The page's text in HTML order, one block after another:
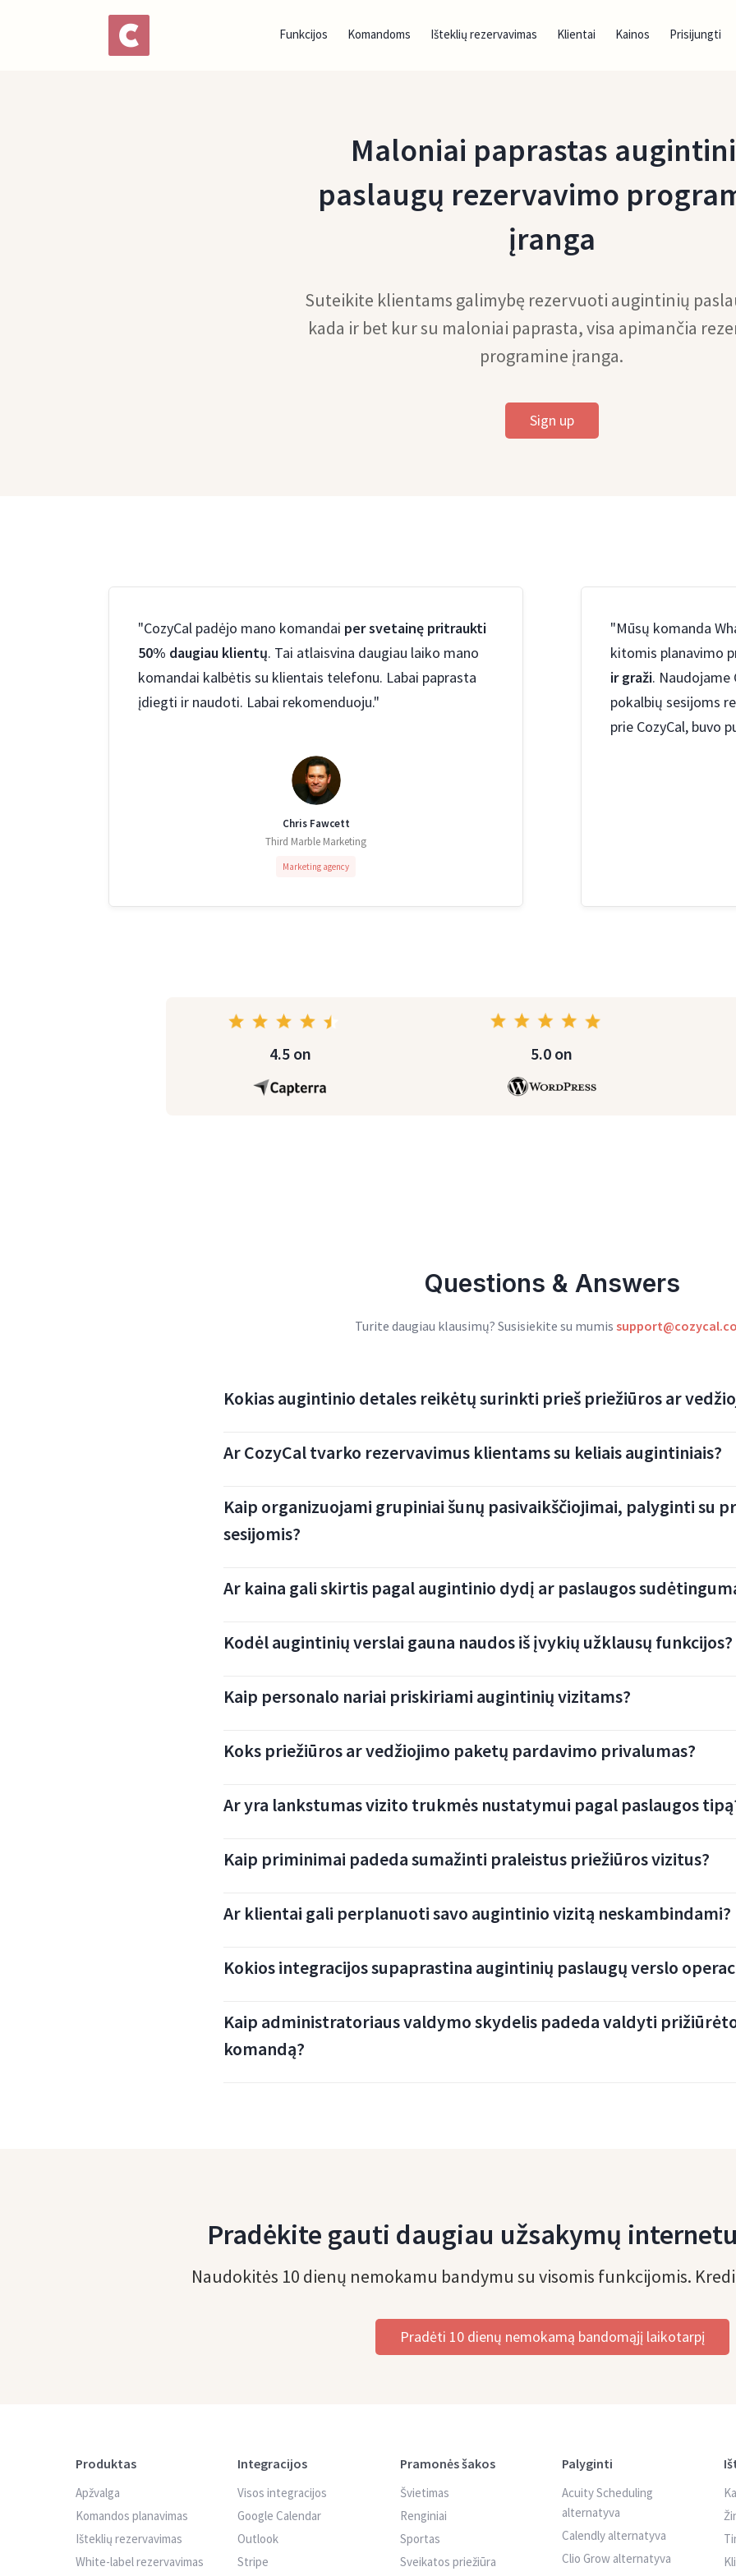
Funkcijos Komandoms Išteklių rezervavimas Klientai Kainos Prisijungti
Maloniai paprastas
paslaugų rezervavimo
įranga
Suteikite klientams galimybę rezervuoti augintinių
kada ir bet kur su maloniai paprasta, visa apimančia
programine įranga.
Sign up
"CozyCal padėjo mano komandai per svetainę pritraukti
50% daugiau klientų. Tai atlaisvina daugiau laiko mano
komandai kalbėtis su klientais telefonu. Labai paprasta
įdiegti ir naudoti. Labai rekomenduoju."
Chris Fawcett
Third Marble Marketing
Marketing agency
"Mūsų komanda
kitomis planavimo
ir graži. Naudojame
pokalbių sesijoms
prie CozyCal, buvo
4.5 on 5.0 on
Questions & Answers
Turite daugiau klausimų? Susisiekite su mumis
Kokias augintinio detales reikėtų surinkti prieš priežiūros ar
Ar CozyCal tvarko rezervavimus klientams su keliais augintiniais?
Kaip organizuojami grupiniai šunų pasivaikščiojimai, palyginti su
sesijomis?
Ar kaina gali skirtis pagal augintinio dydį ar paslaugos
Kodėl augintinių verslai gauna naudos iš įvykių užklausų funkcijos?
Kaip personalo nariai priskiriami augintinių vizitams?
Koks priežiūros ar vedžiojimo paketų pardavimo privalumas?
Ar yra lankstumas vizito trukmės nustatymui pagal paslaugos
Kaip priminimai padeda sumažinti praleistus priežiūros vizitus?
Ar klientai gali perplanuoti savo augintinio vizitą neskambindami?
Kokios integracijos supaprastina augintinių paslaugų verslo
Kaip administratoriaus valdymo skydelis padeda valdyti
komandą?
Pradėkite gauti daugiau užsakymų
Naudokitės 10 dienų nemokamu bandymu su visomis funkcijomis.
Pradėti 10 dienų nemokamą bandomąjį laikotarpį
Produktas
Apžvalga
Komandos planavimas
Išteklių rezervavimas
White-label rezervavimas
Integracijos
Visos integracijos
Google Calendar
Outlook
Stripe
Pramonės šakos
Švietimas
Renginiai
Sportas
Sveikatos priežiūra
Palyginti
Acuity Scheduling
alternatyva
Calendly alternatyva
Clio Grow alternatyva